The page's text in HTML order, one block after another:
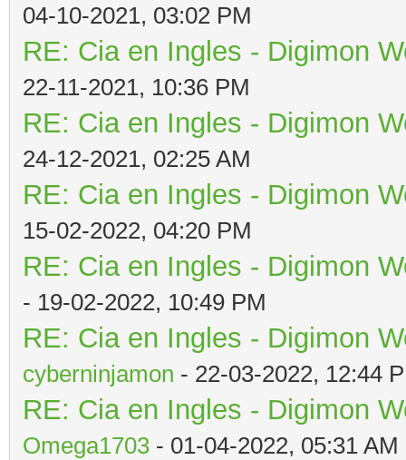
04-10-2021, 03:02 PM
RE: Cia en Ingles - Digimon
22-11-2021, 10:36 PM
RE: Cia en Ingles - Digimon
24-12-2021, 02:25 AM
RE: Cia en Ingles - Digimon
15-02-2022, 04:20 PM
RE: Cia en Ingles - Digimon
- 19-02-2022, 10:49 PM
RE: Cia en Ingles - Digimon
cyberninjamon - 22-03-2022, 12:44
RE: Cia en Ingles - Digimon
Omega1703 - 01-04-2022, 05:31 AM